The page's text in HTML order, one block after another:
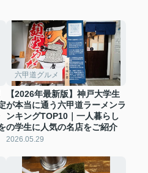
六甲道グルメ
【2026年最新版】神戸大学生
が本当に通う六甲道ラーメンラ
ンキングTOP10｜一人暮らし
の学生に人気の名店をご紹介
2026.05.29